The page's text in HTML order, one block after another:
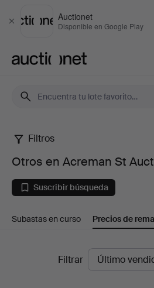
Cerrar
Auctionet
Disponible en Google Play
Otros
en
Acreman
St
Auctioneers
Filtros
Otros en Acreman St
Suscribir búsqueda
Subastas en curso Precios de
Filtrar